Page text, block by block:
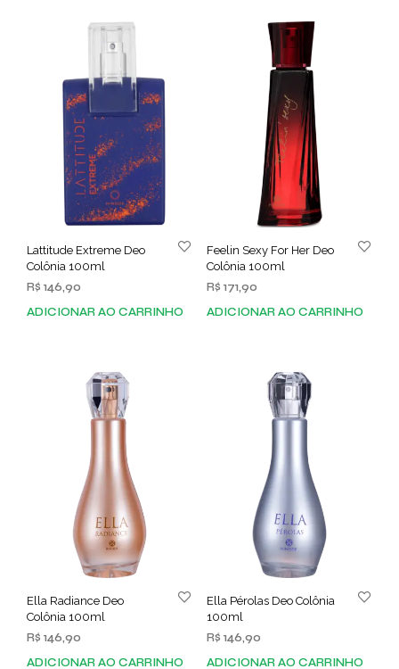
Lattitude Extreme Deo
Colônia 100ml
R$ 146,90
ADICIONAR AO CARRINHO
Feelin Sexy For Her Deo
Colônia 100ml
R$ 171,90
ADICIONAR AO CARRINHO
Ella Radiance Deo
Colônia 100ml
R$ 146,90
ADICIONAR AO CARRINHO
Ella Pérolas Deo Colônia
100ml
R$ 146,90
ADICIONAR AO CARRINHO